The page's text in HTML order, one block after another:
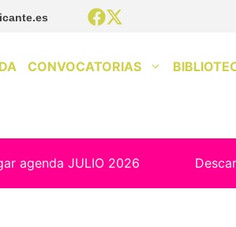
CONVOCATORIAS
agenda JULIO 2026